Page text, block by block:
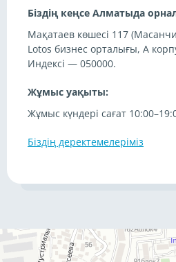
Біздің кеңсе Алматыда
Мақатаев көшесі 117
Lotos бизнес орталығы, А
Индексі — 050000.
Жұмыс уақыты:
Жұмыс күндері сағат
Біздің деректемелеріміз